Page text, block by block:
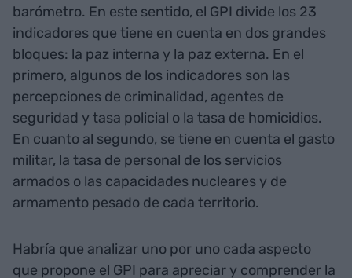
barómetro. En este sentido, el GPI divide los 23
indicadores que tiene en cuenta en dos grandes
bloques: la paz interna y la paz externa. En el
primero, algunos de los indicadores son las
percepciones de criminalidad, agentes de
seguridad y tasa policial o la tasa de homicidios.
En cuanto al segundo, se tiene en cuenta el gasto
militar, la tasa de personal de los servicios
armados o las capacidades nucleares y de
armamento pesado de cada territorio.
Habría que analizar uno por uno cada aspecto
que propone el GPI para apreciar y comprender la